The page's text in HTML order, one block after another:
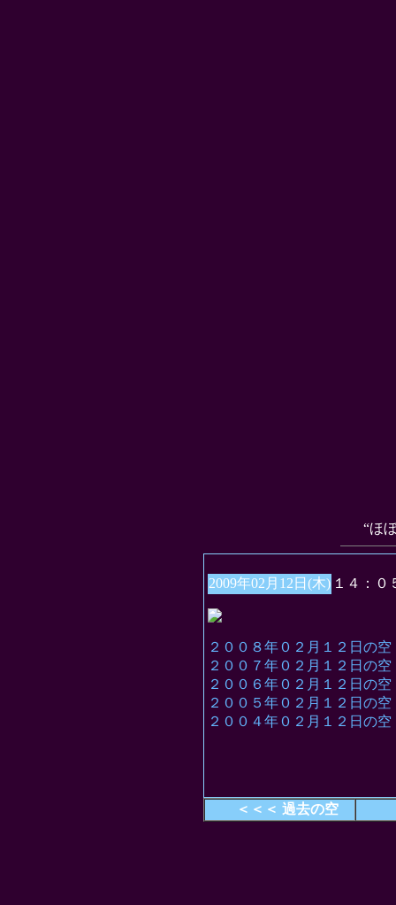
“ほ
2009年02月12日(木) １４：０
２００８年０２月１２日の空
２００７年０２月１２日の空
２００６年０２月１２日の空
２００５年０２月１２日の空
２００４年０２月１２日の空
＜＜＜ 過去の空